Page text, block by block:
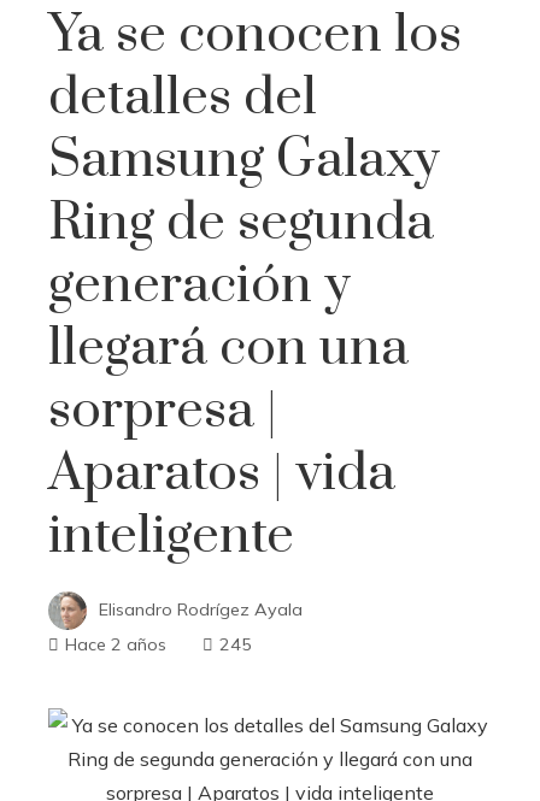
Ya se conocen los
detalles del
Samsung Galaxy
Ring de segunda
generación y
llegará con una
sorpresa |
Aparatos | vida
inteligente
Elisandro Rodrígez Ayala
Hace 2 años
245